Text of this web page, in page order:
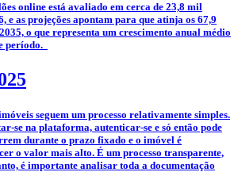
online está avaliado em cerca de 23,8 mil
e as projeções apontam para que atinja os 67,9
o que representa um crescimento anual médio
período.
seguem um processo relativamente simples.
se na plataforma, autenticar-se e só então pode
durante o prazo fixado e o imóvel é
o valor mais alto. É um processo transparente,
é importante analisar toda a documentação